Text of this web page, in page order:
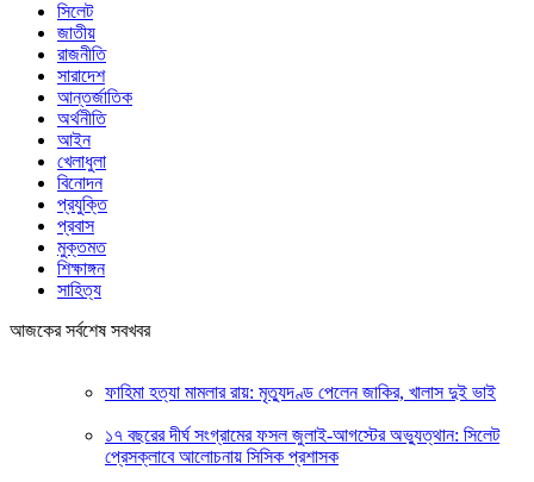
সিলেট
জাতীয়
রাজনীতি
সারাদেশ
আন্তর্জাতিক
অর্থনীতি
আইন
খেলাধুলা
বিনোদন
প্রযুক্তি
প্রবাস
মুক্তমত
শিক্ষাঙ্গন
সাহিত্য
আজকের সর্বশেষ সবখবর
ফাহিমা হত্যা মামলার রায়: মৃত্যুদণ্ড পেলেন জাকির, খালাস দুই ভাই
১৭ বছরের দীর্ঘ সংগ্রামের ফসল জুলাই-আগস্টের অভ্যুত্থান: সিলেট
প্রেসক্লাবে আলোচনায় সিসিক প্রশাসক